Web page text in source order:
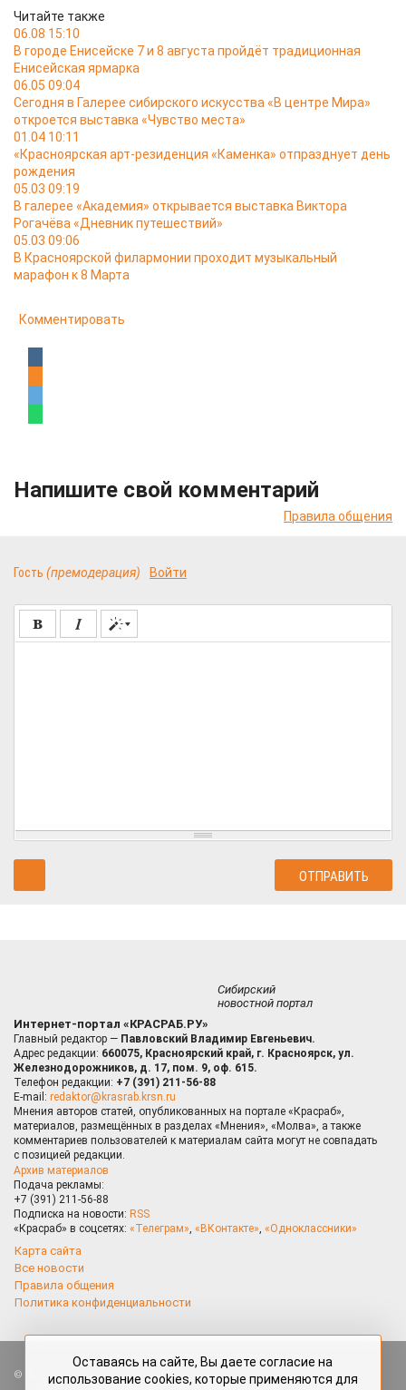
Читайте также
06.08 15:10
В городе Енисейске 7 и 8 августа пройдёт традиционная
Енисейская ярмарка
06.05 09:04
Сегодня в Галерее сибирского искусства «В центре Мира»
откроется выставка «Чувство места»
01.04 10:11
«Красноярская арт-резиденция «Каменка» отпразднует день
рождения
05.03 09:19
В галерее «Академия» открывается выставка Виктора
Рогачёва «Дневник путешествий»
05.03 09:06
В Красноярской филармонии проходит музыкальный
марафон к 8 Марта
Комментировать
Напишите свой комментарий
Правила общения
Гость (премодерация) Войти
Сибирский
новостной портал
Интернет-портал «КРАСРАБ.РУ»
Главный редактор — Павловский Владимир Евгеньевич.
Адрес редакции: 660075, Красноярский край, г. Красноярск, ул.
Железнодорожников, д. 17, пом. 9, оф. 615.
Телефон редакции: +7 (391) 211-56-88
E-mail: redaktor@krasrab.krsn.ru
Мнения авторов статей, опубликованных на портале «Красраб»,
материалов, размещённых в разделах «Мнения», «Молва», а также
комментариев пользователей к материалам сайта могут не совпадать
с позицией редакции.
Архив материалов
Подача рекламы:
+7 (391) 211-56-88
Подписка на новости: RSS
«Красраб» в соцсетях: «Телеграм», «ВКонтакте», «Одноклассники»
Карта сайта
Все новости
Правила общения
Политика конфиденциальности
Все права защищены. Любые материалы, размещённые на портале
Оставаясь на сайте, Вы даете согласие на
использование cookies, которые применяются для